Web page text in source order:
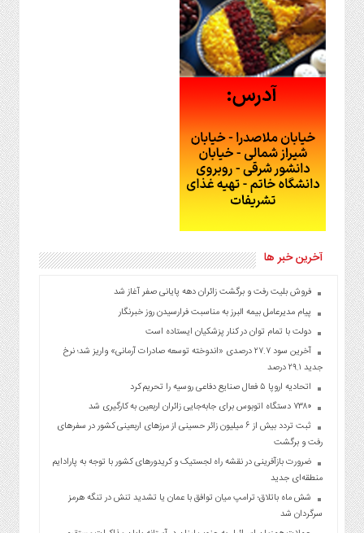
آخرین خبر ها
فروش بلیت رفت و برگشت زائران دهه پایانی صفر آغاز شد
پیام مدیرعامل بیمه البرز به مناسبت فرارسیدن روز خبرنگار
دولت با تمام توان در کنار پزشکیان ایستاده است
آخرین سود ۲۷.۷ درصدی «اندوخته توسعه صادرات آرمانی» واریز شد؛ نرخ
جدید ۲۹.۱ درصد
اتحادیه اروپا ۵ فعال صنایع دفاعی روسیه را تحریم کرد
۷۳۸۰ دستگاه اتوبوس برای جابه‌جایی زائران اربعین به‌ کارگیری شد
ثبت تردد بیش از ۶ میلیون زائر حسینی از مرزهای اربعینی کشور در سفرهای
رفت و برگشت
ضرورت بازآفرینی در نقشه راه لجستیک و کریدورهای کشور با توجه به پارادایم
منطقه‌ای جدید
شش ماه باتلاق؛ ترامپ میان توافق با عمان یا تشدید تنش در تنگه هرمز
سرگردان شد